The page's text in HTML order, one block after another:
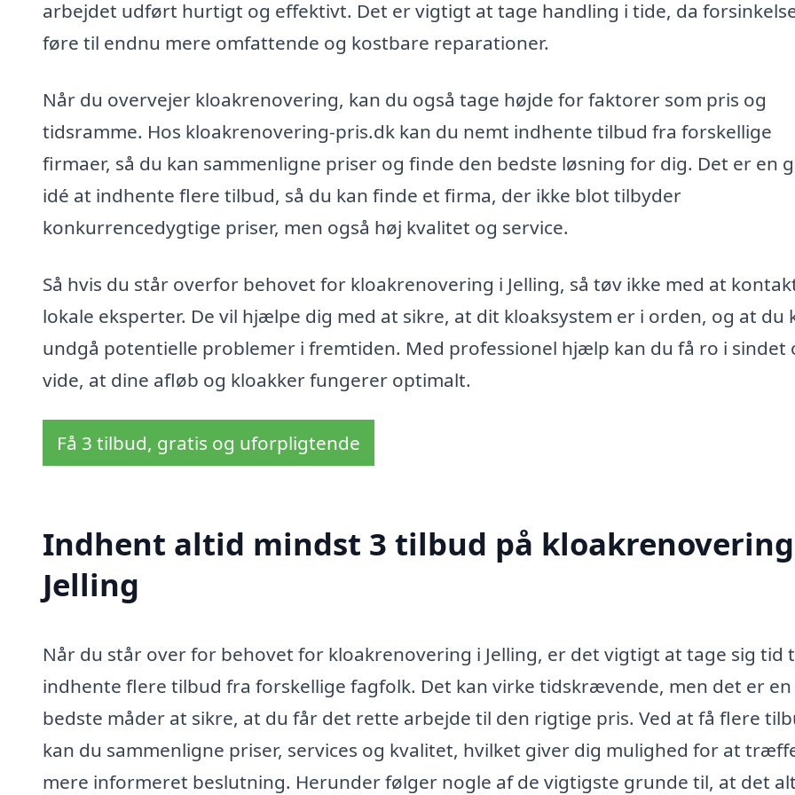
arbejdet udført hurtigt og effektivt. Det er vigtigt at tage handling i tide, da
føre til endnu mere omfattende og kostbare reparationer.
Når du overvejer kloakrenovering, kan du også tage højde for faktorer som pris og
tidsramme. Hos kloakrenovering-pris.dk kan du nemt indhente tilbud fra forskellige
firmaer, så du kan sammenligne priser og finde den bedste løsning for dig. Det er en
idé at indhente flere tilbud, så du kan finde et firma, der ikke blot tilbyder
konkurrencedygtige priser, men også høj kvalitet og service.
Så hvis du står overfor behovet for kloakrenovering i Jelling, så tøv ikke med at
lokale eksperter. De vil hjælpe dig med at sikre, at dit kloaksystem er i orden, og at du
undgå potentielle problemer i fremtiden. Med professionel hjælp kan du få ro i sindet
vide, at dine afløb og kloakker fungerer optimalt.
Få 3 tilbud, gratis og uforpligtende
Indhent altid mindst 3 tilbud på
Jelling
Når du står over for behovet for kloakrenovering i Jelling, er det vigtigt at tage sig tid
indhente flere tilbud fra forskellige fagfolk. Det kan virke tidskrævende, men det er en
bedste måder at sikre, at du får det rette arbejde til den rigtige pris. Ved at få flere
kan du sammenligne priser, services og kvalitet, hvilket giver dig mulighed for at
mere informeret beslutning. Herunder følger nogle af de vigtigste grunde til, at det